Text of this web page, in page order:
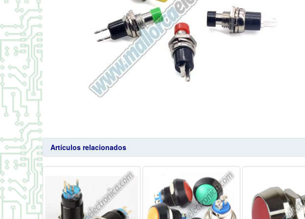
Artículos relacionados